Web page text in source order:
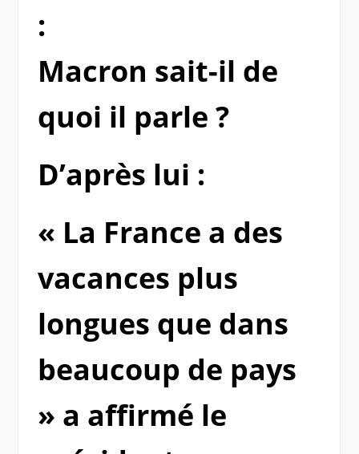
:
Macron sait-il de
quoi il parle ?
D’après lui :
« La France a des
vacances plus
longues que dans
beaucoup de pays
» a affirmé le